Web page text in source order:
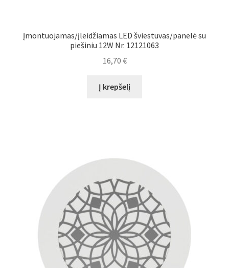
Įmontuojamas/įleidžiamas LED šviestuvas/panelė su
piešiniu 12W Nr. 12121063
16,70 €
Į krepšelį